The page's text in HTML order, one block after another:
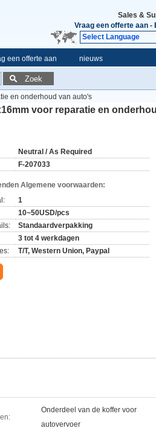
Sales &
Vraag een offerte aan -
Select Language
een offerte aan nieuws
Zoek
en onderhoud van auto's
voor reparatie en
Neutral / As Required
F-207033
Algemene voorwaarden:
1
10~50USD/pcs
Standaardverpakking
3 tot 4 werkdagen
T/T, Western Union, Paypal
Onderdeel van de koffer voor
autovervoer